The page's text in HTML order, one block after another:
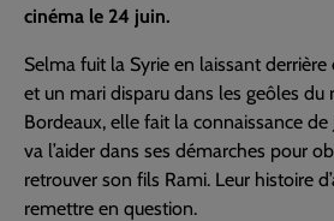
cinéma le 24 juin.
Selma fuit la Syrie en laissant
et un mari disparu dans les geôles du
Bordeaux, elle fait la connaissance
va l’aider dans ses démarches pour
retrouver son fils Rami. Leur histoire
remettre en question.